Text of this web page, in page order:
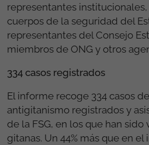
representantes
cuerpos de la seguridad del
representantes del Consejo
miembros de ONG y otros
334 casos registrados
El informe recoge 334 casos
antigitanismo registrados y
de la FSG, en los que han sido
gitanas. Un 44% más que en el